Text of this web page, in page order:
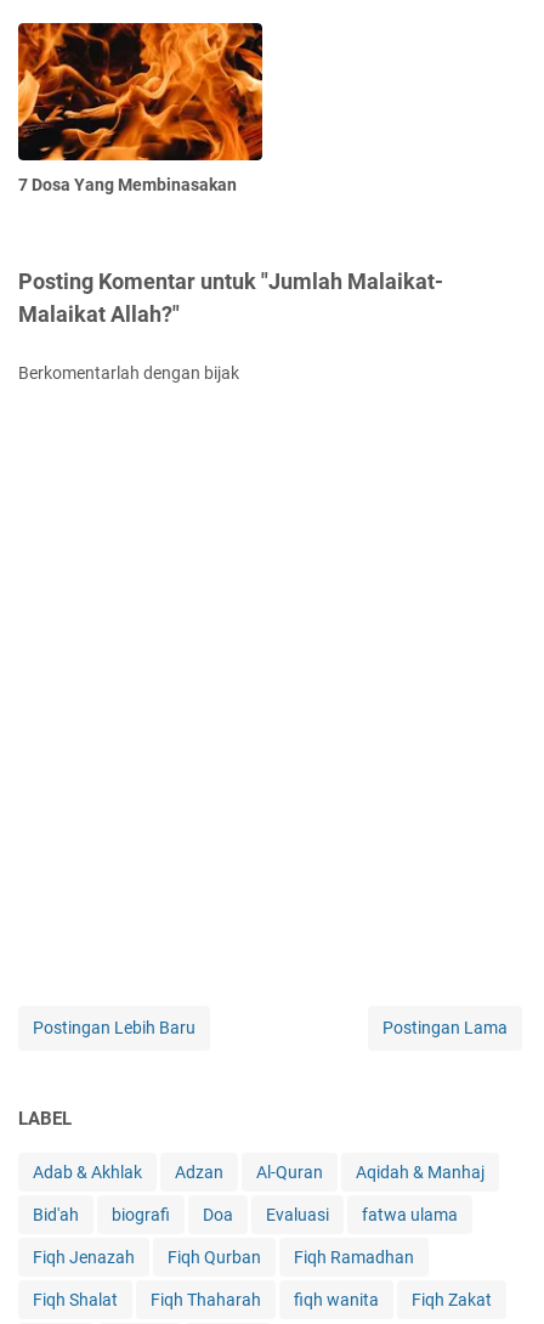
7 Dosa Yang Membinasakan
Posting Komentar untuk "Jumlah Malaikat-
Malaikat Allah?"
Berkomentarlah dengan bijak
Postingan Lebih Baru Postingan Lama
LABEL
Adab & Akhlak Adzan Al-Quran Aqidah & Manhaj
Bid'ah biografi Doa Evaluasi fatwa ulama
Fiqh Jenazah Fiqh Qurban Fiqh Ramadhan
Fiqh Shalat Fiqh Thaharah fiqh wanita Fiqh Zakat